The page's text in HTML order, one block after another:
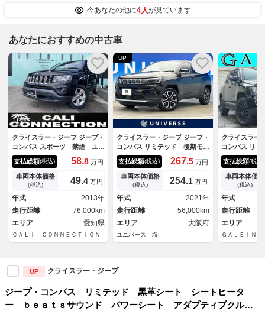
今あなたの他に4人が見ています
あなたにおすすめの中古車
クライスラー・ジープ ジープ・
コンパス スポーツ 禁煙 ユー
ザー買取 ＥＴＣ Ｂカメ
支払総額(税込) 58.8 万円
車両本体価格
(税込) 49.4 万円
年式
2013年
走行距離
76,000km
エリア
愛知県
ＣＡＬＩ ＣＯＮＮＥＣＴＩＯＮ
UP
クライスラー・ジープ ジープ・
コンパス リミテッド 後期モデ
ル ワンオーナー ４ＷＤ パ
ワーバックドア 前席メモリー
シート 前席シートヒーター
ＡＬＰＩＮＥサウンドシステ
ム ＬＥＤヘッド 純正１８イ
ンチアルミ レーダークルー
ズ 革シート 全周囲カメラ
支払総額(税込) 267.5 万円
車両本体価格
(税込) 254.1 万円
年式
2021年
走行距離
56,000km
エリア
大阪府
ユニバース 堺
クライスラー
コンパス リ
ト ディスプ
バックカメラ
ー サイドカ
ｏｏｔｈ ク
ル パワー
キーレス
グ 電動格納
支払総額(税込)
車両本体価格
(税込)
年式
走行距離
エリア
ＧＡＬＥＩＮ
UP クライスラー・ジープ
ジープ・コンパス リミテッド 黒革シート シートヒータ
ー ｂｅａｔｓサウンド パワーシート アダプティブクルー